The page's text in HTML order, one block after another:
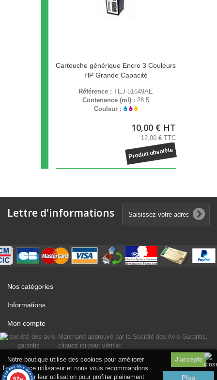
Notre boutique utilise des cookies pour améliorer
l'expérience utilisateur et nous vous recommandons
d'accepter leur utilisation pour profiter pleinement
Plus
Cartouche générique Encre 3 Couleurs
HP Grande Capacité
Référence : TEJ-51649AE
Contenance (ml) : 28.5
Couleur :
10,00 € HT
12,00 € TTC
Produit obsolète
Lettre d'informations
Nos catégories
Informations
Mon compte
Marchand approuvé par la Société des Avis Garantis,
cliquez ici pour vérifier.